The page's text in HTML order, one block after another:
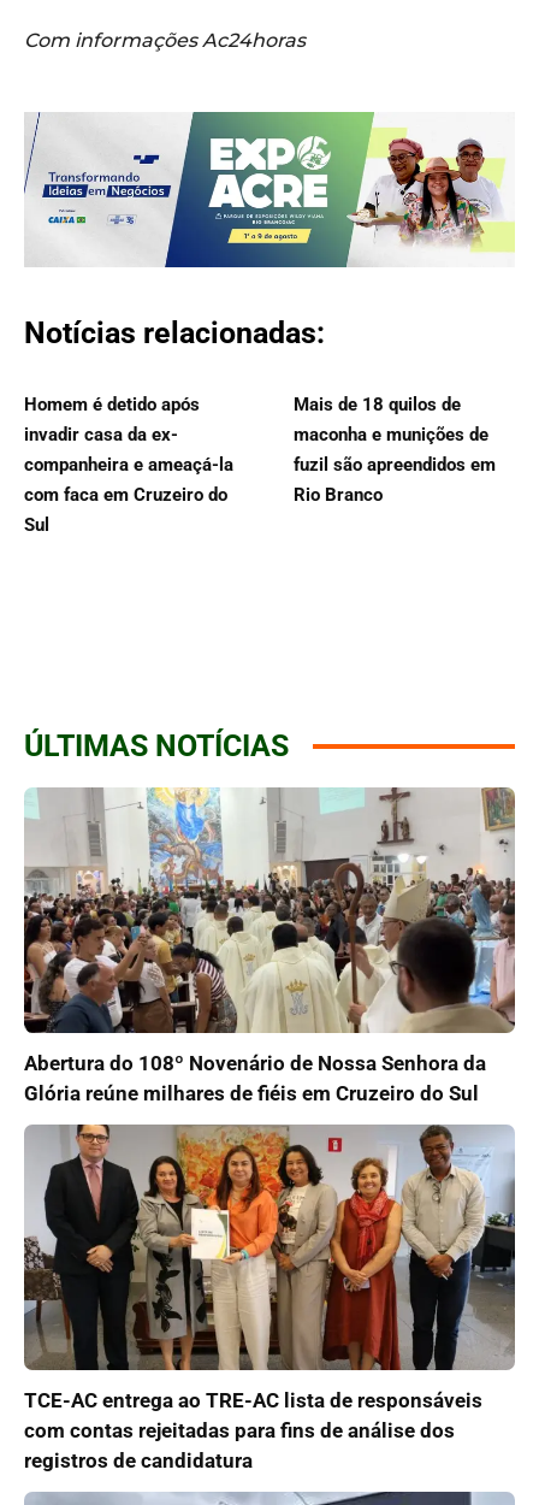
Com informações Ac24horas
Notícias relacionadas:
Homem é detido após
invadir casa da ex-
companheira e ameaçá-la
com faca em Cruzeiro do
Sul
Mais de 18 quilos de
maconha e munições de
fuzil são apreendidos em
Rio Branco
ÚLTIMAS NOTÍCIAS
Abertura do 108º Novenário de Nossa Senhora da
Glória reúne milhares de fiéis em Cruzeiro do Sul
TCE-AC entrega ao TRE-AC lista de responsáveis
com contas rejeitadas para fins de análise dos
registros de candidatura